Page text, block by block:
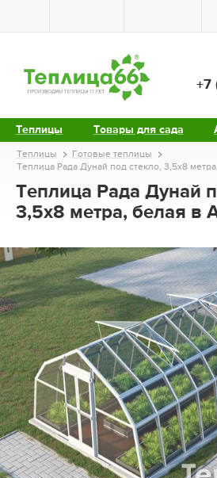
Теплицы Товары для сада
+7
Теплицы
Готовые теплицы
Теплица Рада Дунай под стекло, 3,5х8
Теплица Рада Дунай
3,5х8 метра, белая в